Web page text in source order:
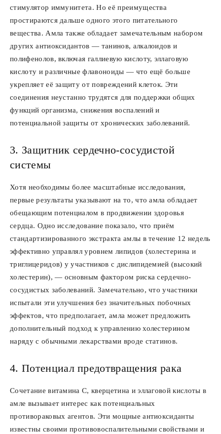
стимулятор иммунитета. Но её преимущества
простираются дальше одного этого питательного
вещества. Амла также обладает замечательным набором
других антиоксидантов — танинов, алкалоидов и
полифенолов, включая галлиевую кислоту, эллаговую
кислоту и различные флавоноиды — что ещё больше
укрепляет её защиту от повреждений клеток. Эти
соединения неустанно трудятся для поддержки общих
функций организма, снижения воспалений и
потенциальной защиты от хронических заболеваний.
3. Защитник сердечно-сосудистой
системы
Хотя необходимы более масштабные исследования,
первые результаты указывают на то, что амла обладает
обещающим потенциалом в продвижении здоровья
сердца. Одно исследование показало, что приём
стандартизированного экстракта амлы в течение 12 недель
эффективно управлял уровнем липидов (холестерина и
триглицеридов) у участников с дислипидемией (высокий
холестерин), — основным фактором риска сердечно-
сосудистых заболеваний. Замечательно, что участники
испытали эти улучшения без значительных побочных
эффектов, что предполагает, амла может предложить
дополнительный подход к управлению холестерином
наряду с обычными лекарствами вроде статинов.
4. Потенциал предотвращения рака
Сочетание витамина C, кверцетина и эллаговой кислоты в
амле вызывает интерес как потенциальных
противораковых агентов. Эти мощные антиоксиданты
известны своими противовоспалительными свойствами и